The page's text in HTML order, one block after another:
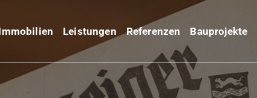
Leistungen Referenzen Bauprojekte